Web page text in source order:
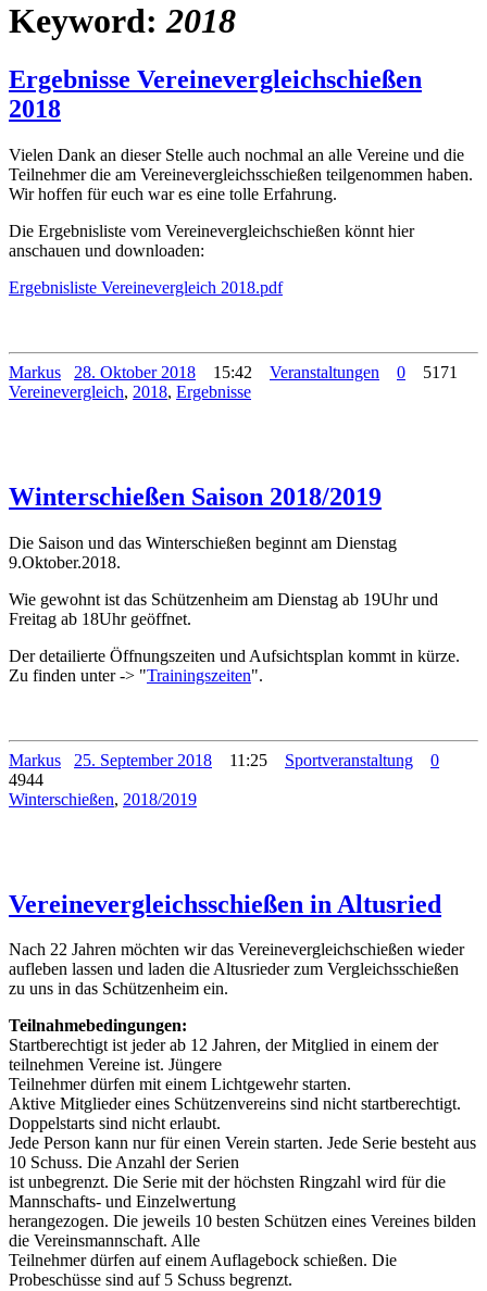
Keyword:2018
Ergebnisse Vereinevergleichschießen
2018
Vielen Dank an dieser Stelle auch nochmal an alle Vereine und die
Teilnehmer die am Vereinevergleichsschießen teilgenommen haben.
Wir hoffen für euch war es eine tolle Erfahrung.
Die Ergebnisliste vom Vereinevergleichschießen könnt hier
anschauen und downloaden:
Ergebnisliste Vereinevergleich 2018.pdf
Markus 28. Oktober 2018 15:42 Veranstaltungen 0
5171
Vereinevergleich, 2018, Ergebnisse
Winterschießen Saison 2018/2019
Die Saison und das Winterschießen beginnt am Dienstag
9.Oktober.2018.
Wie gewohnt ist das Schützenheim am Dienstag ab 19Uhr und
Freitag ab 18Uhr geöffnet.
Der detailierte Öffnungszeiten und Aufsichtsplan kommt in kürze.
Zu finden unter -> "Trainingszeiten".
Markus 25. September 2018 11:25 Sportveranstaltung
0
4944
Winterschießen, 2018/2019
Vereinevergleichsschießen in Altusried
Nach 22 Jahren möchten wir das Vereinevergleichschießen wieder
aufleben lassen und laden die Altusrieder zum Vergleichsschießen
zu uns in das Schützenheim ein.
Teilnahmebedingungen:
Startberechtigt ist jeder ab 12 Jahren, der Mitglied in einem der
teilnehmen Vereine ist. Jüngere
Teilnehmer dürfen mit einem Lichtgewehr starten.
Aktive Mitglieder eines Schützenvereins sind nicht startberechtigt.
Doppelstarts sind nicht erlaubt.
Jede Person kann nur für einen Verein starten. Jede Serie besteht aus
10 Schuss. Die Anzahl der Serien
ist unbegrenzt. Die Serie mit der höchsten Ringzahl wird für die
Mannschafts- und Einzelwertung
herangezogen. Die jeweils 10 besten Schützen eines Vereines bilden
die Vereinsmannschaft. Alle
Teilnehmer dürfen auf einem Auflagebock schießen. Die
Probeschüsse sind auf 5 Schuss begrenzt.